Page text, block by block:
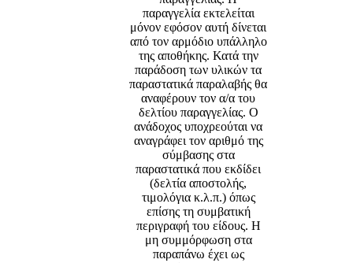
παραγγελία εκτελείται
μόνον εφόσον αυτή δίνεται
από τον αρμόδιο υπάλληλο
της αποθήκης. Κατά την
παράδοση των υλικών τα
παραστατικά παραλαβής θα
αναφέρουν τον α/α του
δελτίου παραγγελίας. Ο
ανάδοχος υποχρεούται να
αναγράφει τον αριθμό της
σύμβασης στα
παραστατικά που εκδίδει
(δελτία αποστολής,
τιμολόγια κ.λ.π.) όπως
επίσης τη συμβατική
περιγραφή του είδους. Η
μη συμμόρφωση στα
παραπάνω έχει ως